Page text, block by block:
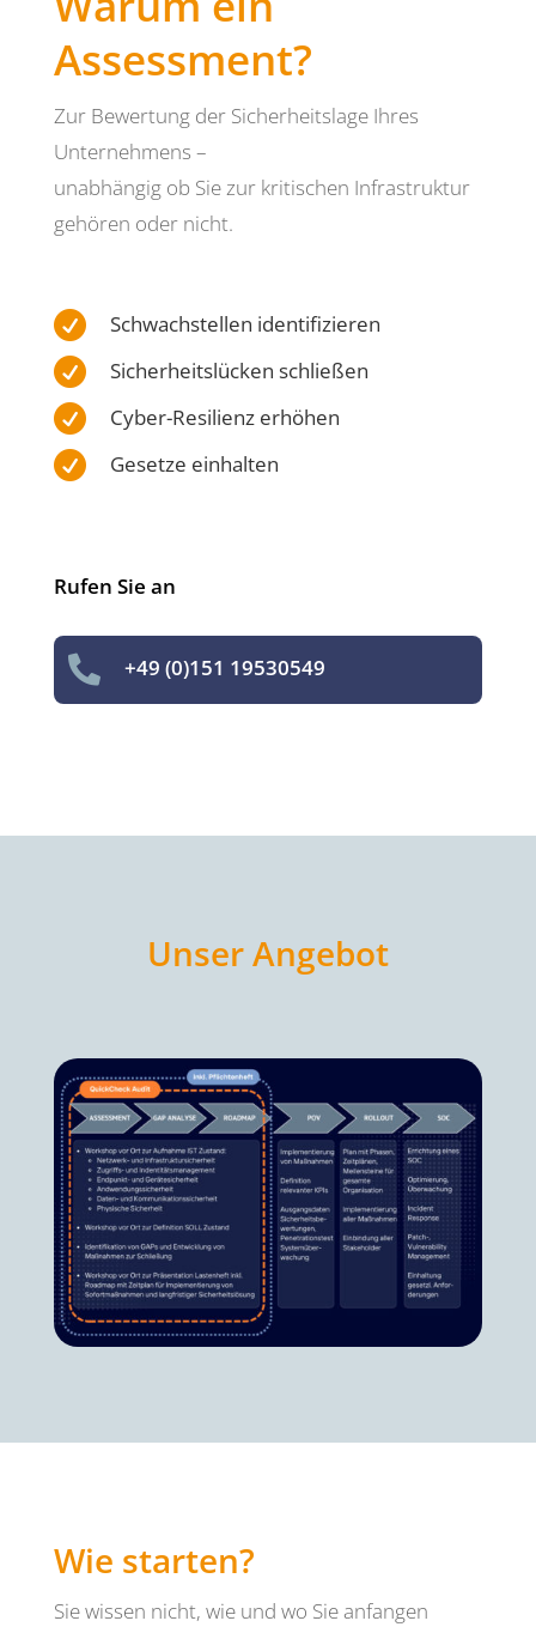
Assessment?
Zur Bewertung der Sicherheitslage Ihres
Unternehmens –
unabhängig ob Sie zur kritischen Infrastruktur
gehören oder nicht.
 Schwachstellen identifizieren
 Sicherheitslücken schließen
 Cyber-Resilienz erhöhen
 Gesetze einhalten
Rufen Sie an
 +49 (0)151 19530549
Unser Angebot
Wie starten?
Sie wissen nicht, wie und wo Sie anfangen